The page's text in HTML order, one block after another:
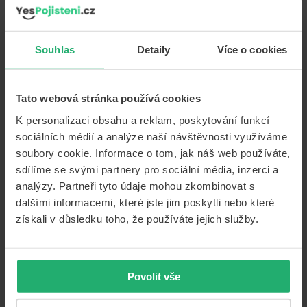
Souhlas Detaily Více o cookies
Tato webová stránka používá cookies
K personalizaci obsahu a reklam, poskytování funkcí
sociálních médií a analýze naší návštěvnosti využíváme
soubory cookie. Informace o tom, jak náš web používáte,
sdílíme se svými partnery pro sociální média, inzerci a
analýzy. Partneři tyto údaje mohou zkombinovat s
dalšími informacemi, které jste jim poskytli nebo které
získali v důsledku toho, že používáte jejich služby.
Povolit vše
pozemní komunikaci kompletní povinnou výbavu,
výbavy vozidla vám při silniční kontrole hrozí pokuta až
000 Kč. Stejné to je i u samotné autolékárničky, která
musí být kompletní.
Proč je povinná výbava auta tak
auta vyžadována ze zákona, je jejím hlavním účelem
předevšímpomoci řidiči motorového vozidla